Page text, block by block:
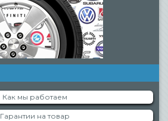
Как мы работаем
Гарантии на товар